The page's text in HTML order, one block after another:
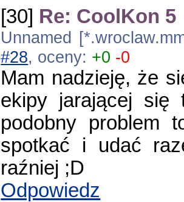
[30] Re: CoolKon 5
Unnamed
#28, oceny: +0 -0
Mam nadzieję, że
ekipy jarającej się
podobny problem
spotkać i udać
raźniej ;D
Odpowiedz